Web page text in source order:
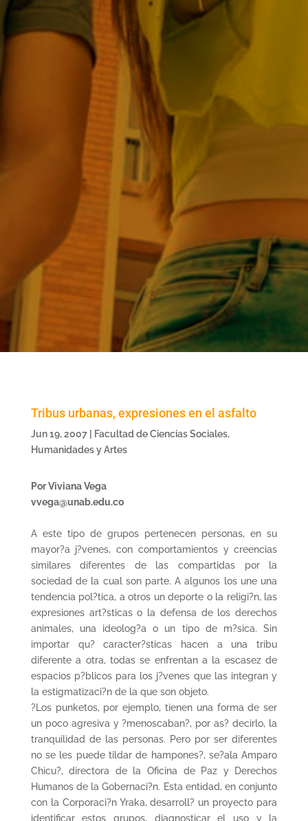
Tribus urbanas, expresiones en el asfalto
Jun 19, 2007|
Facultad de Ciencias Sociales,
Humanidades y Artes
Por Viviana Vega
vvega@unab.edu.co
A este tipo de grupos pertenecen personas, en su
mayor?a j?venes, con comportamientos y creencias
similares diferentes de las compartidas por la
sociedad de la cual son parte. A algunos los une una
tendencia pol?tica, a otros un deporte o la religi?n, las
expresiones art?sticas o la defensa de los derechos
animales, una ideolog?a o un tipo de m?sica. Sin
importar qu? caracter?sticas hacen a una tribu
diferente a otra, todas se enfrentan a la escasez de
espacios p?blicos para los j?venes que las integran y
la estigmatizaci?n de la que son objeto.
?Los punketos, por ejemplo, tienen una forma de ser
un poco agresiva y ?menoscaban?, por as? decirlo, la
tranquilidad de las personas. Pero por ser diferentes
no se les puede tildar de hampones?, se?ala Amparo
Chicu?, directora de la Oficina de Paz y Derechos
Humanos de la Gobernaci?n. Esta entidad, en conjunto
con la Corporaci?n Yraka, desarroll? un proyecto para
identificar estos grupos, diagnosticar el uso y la